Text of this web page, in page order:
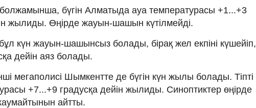
бүгін Алматыда ауа температурасы +1...+3
жылиды. Өңірде жауын-шашын күтілмейді.
күн жауын-шашынсыз болады, бірақ жел екпіні күшейіп,
дейін аяз болады.
мегаполисі Шымкентте де бүгін күн жылы болады. Тіпті
+7...+9 градусқа дейін жылиды. Синоптиктер өңірде
айтты.